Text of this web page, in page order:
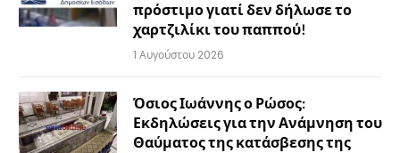
πρόστιμο γιατί δεν δήλωσε το
χαρτζιλίκι του παππού!
1 Αυγούστου 2026
Όσιος Ιωάννης ο Ρώσος:
Εκδηλώσεις για την Ανάμνηση του
Θαύματος της κατάσβεσης της